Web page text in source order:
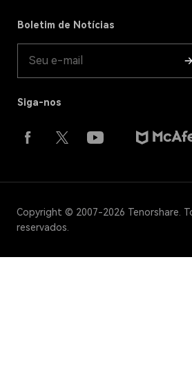
Boletim de Notícias
Siga-nos
Copyright © 2007-2026 Tenorshare.
reservados.